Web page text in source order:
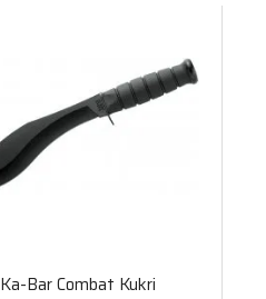
Ka-Bar Combat Kukri